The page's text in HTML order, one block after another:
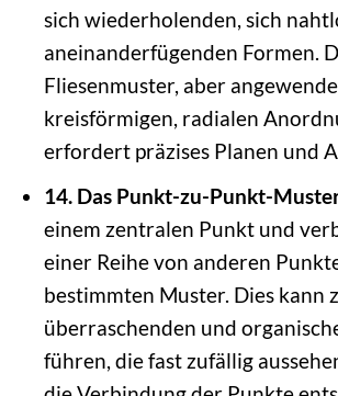
sich wiederholenden, sich
aneinanderfügenden Formen.
Fliesenmuster, aber
kreisförmigen, radialen
erfordert präzises Planen und
14. Das Punkt-zu-Punkt-
einem zentralen Punkt und
einer Reihe von anderen
bestimmten Muster. Dies kann
überraschenden und
führen, die fast zufällig